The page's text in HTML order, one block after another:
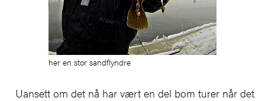
her en stor sandflyndre
Uansett om det nå har vært en del bom turer når det